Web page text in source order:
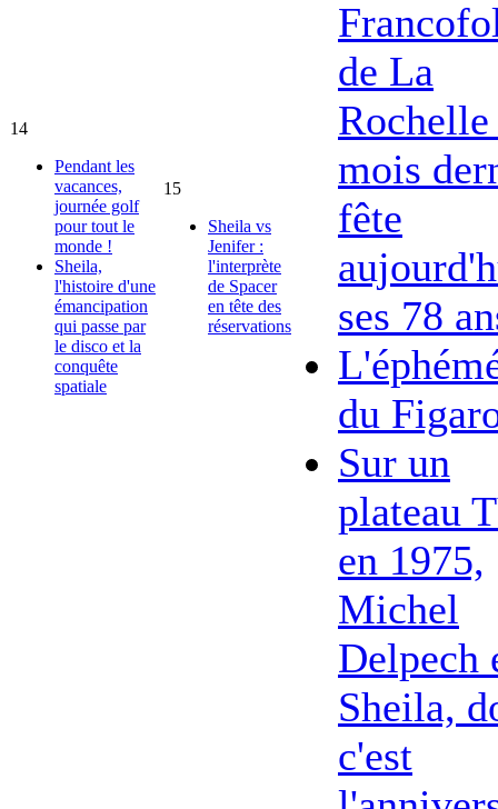
14
Pendant les
vacances,
journée golf
pour tout le
monde !
Sheila,
l'histoire d'une
émancipation
qui passe par
le disco et la
conquête
spatiale
15
Sheila vs
Jenifer :
l'interprète
de Spacer
en tête des
réservations
de La
mois
fête
ses 78
du
Sur un
plateau
en 1975,
Michel
Delpech
Sheila,
c'est